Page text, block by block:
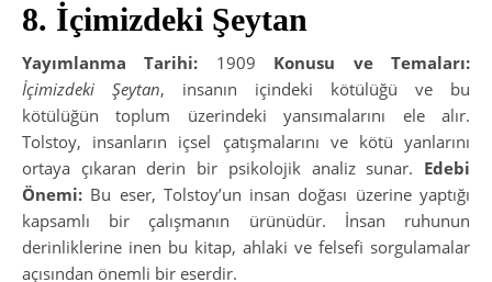
8. İçimizdeki Şeytan
Yayımlanma Tarihi: 1909 Konusu ve Temaları:
İçimizdeki Şeytan, insanın içindeki kötülüğü ve bu
kötülüğün toplum üzerindeki yansımalarını ele alır.
Tolstoy, insanların içsel çatışmalarını ve kötü yanlarını
ortaya çıkaran derin bir psikolojik analiz sunar. Edebi
Önemi: Bu eser, Tolstoy’un insan doğası üzerine yaptığı
kapsamlı bir çalışmanın ürünüdür. İnsan ruhunun
derinliklerine inen bu kitap, ahlaki ve felsefi sorgulamalar
açısından önemli bir eserdir.